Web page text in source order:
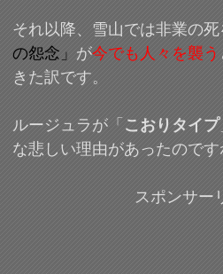
それ以降、雪山では非業の死
の怨念」 が今でも人々を襲う
きた訳です。
ルージュラが「 こおりタイプ
な悲しい理由があったのです
スポンサー